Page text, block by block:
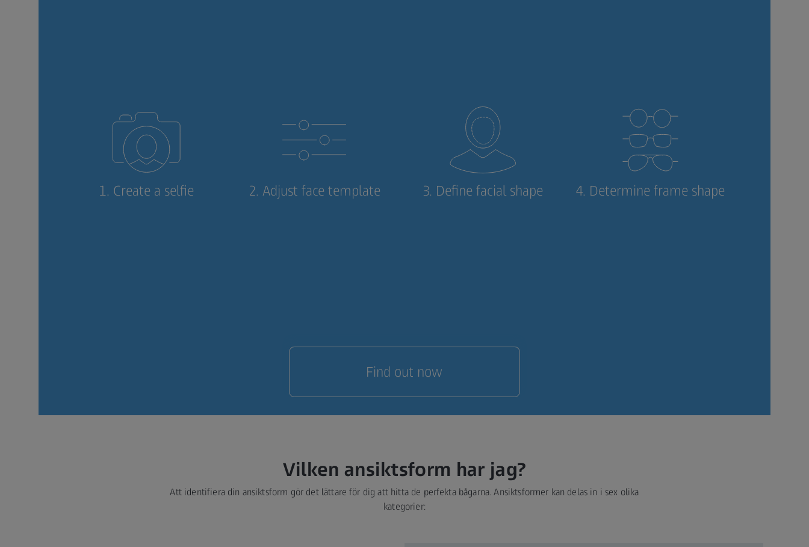
1. Create a selfie 2. Adjust face template 3. Define facial shape 4. Determine frame shape
Find out now
Vilken ansiktsform har jag?
Att identifiera din ansiktsform gör det lättare för dig att hitta de perfekta bågarna. Ansiktsformer kan delas in i sex olika
kategorier: